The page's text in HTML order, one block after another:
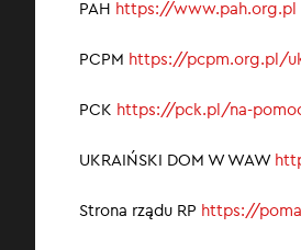
PAH https://www.pah.org.pl
PCPM https://pcpm.org.pl/
PCK https://pck.pl/na-
UKRAIŃSKI DOM W WAW
Strona rządu RP https://